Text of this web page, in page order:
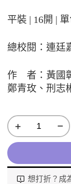
平裝 | 16開 |
總校閱：連廷
作 者：黃國
鄭青玫、刑志
想打折？成